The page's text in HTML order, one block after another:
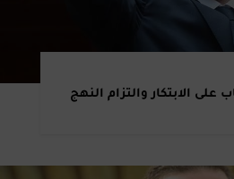
على الابتكار والتزام النهج